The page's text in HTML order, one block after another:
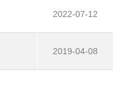
2022-07-12
2019-04-08